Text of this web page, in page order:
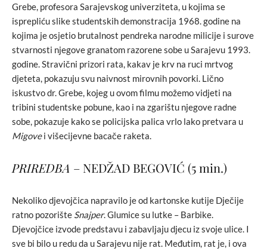
Grebe, profesora Sarajevskog univerziteta, u kojima se
isprepliću slike studentskih demonstracija 1968. godine na
kojima je osjetio brutalnost pendreka narodne milicije i surove
stvarnosti njegove granatom razorene sobe u Sarajevu 1993.
godine. Stravični prizori rata, kakav je krv na ruci mrtvog
djeteta, pokazuju svu naivnost mirovnih povorki. Lično
iskustvo dr. Grebe, kojeg u ovom filmu možemo vidjeti na
tribini studentske pobune, kao i na zgarištu njegove radne
sobe, pokazuje kako se policijska palica vrlo lako pretvara u
Migovei višecijevne bacače raketa.
PRIREDBA – NEDŽAD BEGOVIĆ (5 min.)
Nekoliko djevojčica napravilo je od kartonske kutije Dječije
ratno pozorište Snajper. Glumice su lutke – Barbike.
Djevojčice izvode predstavu i zabavljaju djecu iz svoje ulice. I
sve bi bilo u redu da u Sarajevu nije rat. Međutim, rat je, i ova